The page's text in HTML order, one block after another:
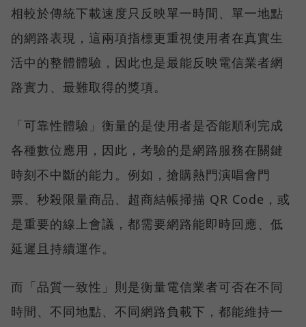
相較於傳統下載速度只反映單一時間、單一地點
的網路表現，這兩項指標更重視使用者在真實生
活中的整體體驗，因此也是最能反映電信業者網
路實力、最難取得的獎項。
「可靠性體驗」衡量的是使用者是否能順利完成
各種數位應用，因此，考驗的是網路服務在關鍵
時刻不中斷的能力。例如，搶購熱門演唱會門
票、秒殺限量商品、超商結帳掃描 QR Code，或
是重要的線上會議，都需要網路能即時回應、低
延遲且持續運作。
而「品質一致性」則是衡量電信業者可否在不同
時間、不同地點、不同網路負載下，都能維持一